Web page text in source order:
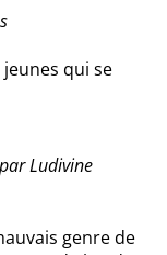
qui se
Ludivine
genre de